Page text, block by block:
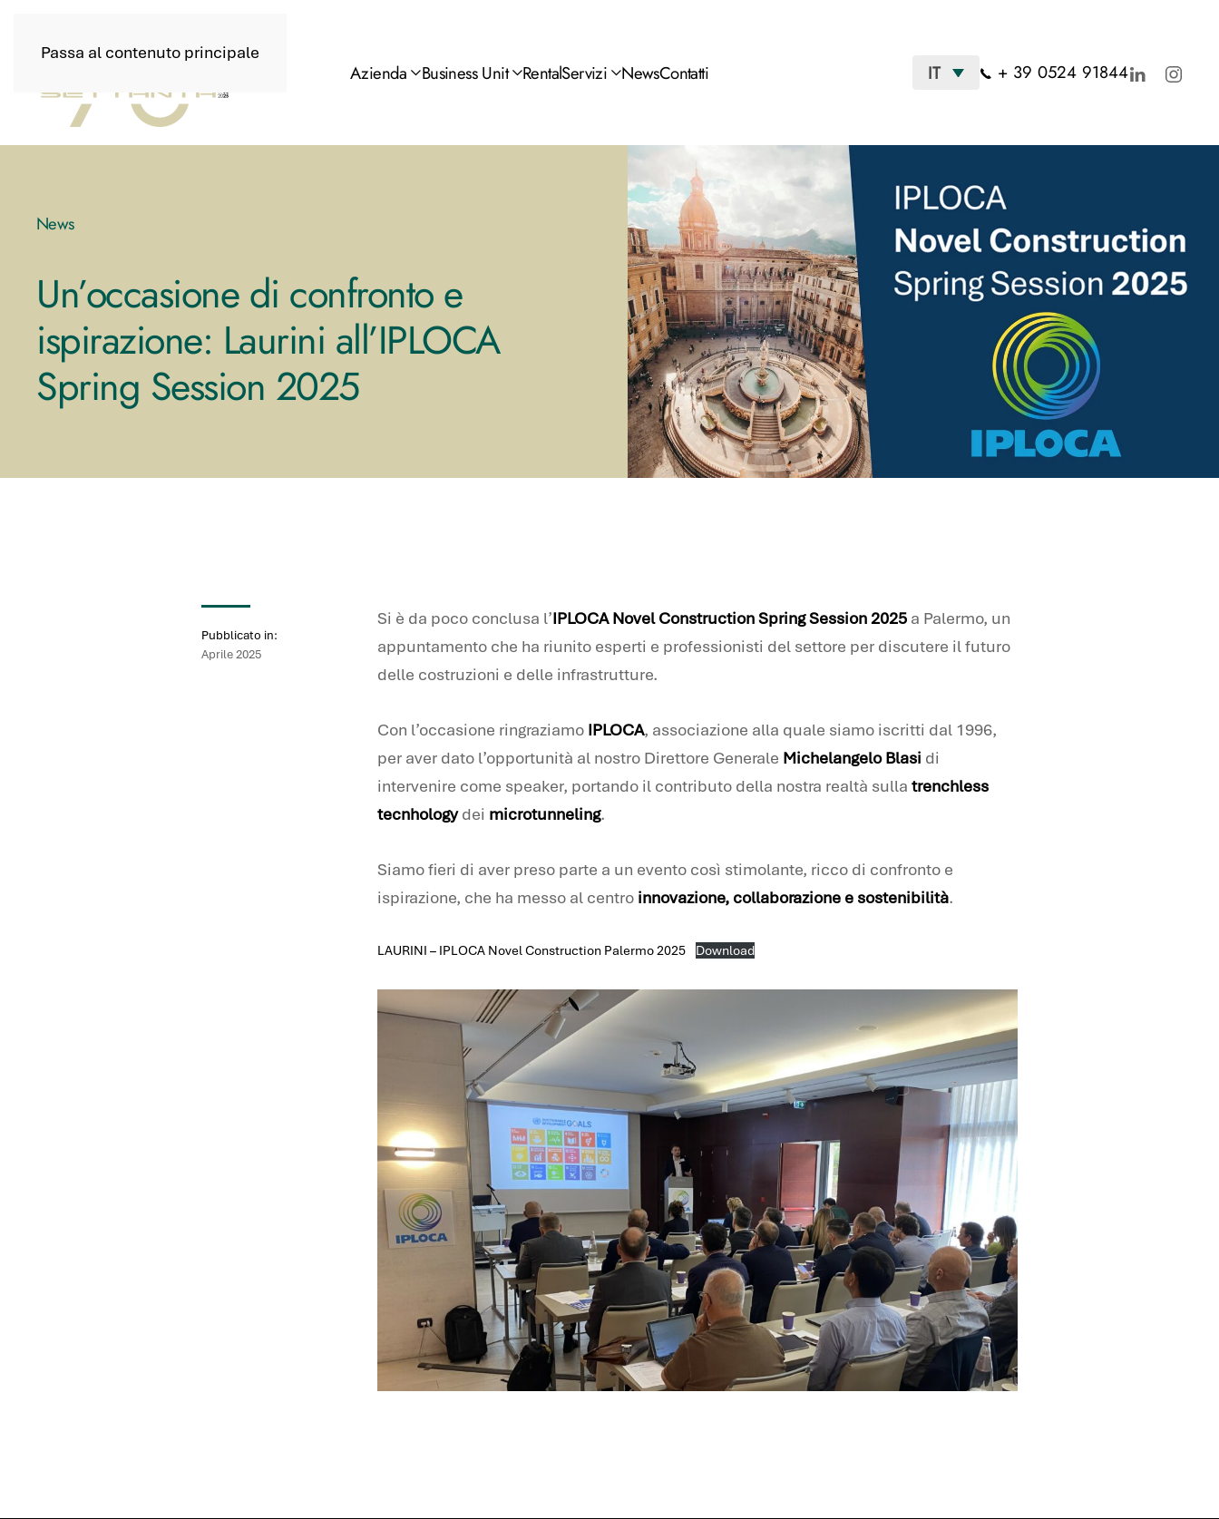
Passa al contenuto principale
Azienda Business Unit RentalServizi NewsContatti IT + 39 0524 91844
News
Un’occasione di confronto e
ispirazione: Laurini all’IPLOCA
Spring Session 2025
Pubblicato in:
Aprile 2025
Si è da poco conclusa l’IPLOCA Novel Construction Spring Session 2025 a Palermo, un
appuntamento che ha riunito esperti e professionisti del settore per discutere il futuro
delle costruzioni e delle infrastrutture.
Con l’occasione ringraziamo IPLOCA, associazione alla quale siamo iscritti dal 1996,
per aver dato l’opportunità al nostro Direttore Generale Michelangelo Blasi di
intervenire come speaker, portando il contributo della nostra realtà sulla trenchless
tecnhologydei microtunneling.
Siamo fieri di aver preso parte a un evento così stimolante, ricco di confronto e
ispirazione, che ha messo al centro innovazione, collaborazione e sostenibilità.
LAURINI – IPLOCA Novel Construction Palermo 2025 Download